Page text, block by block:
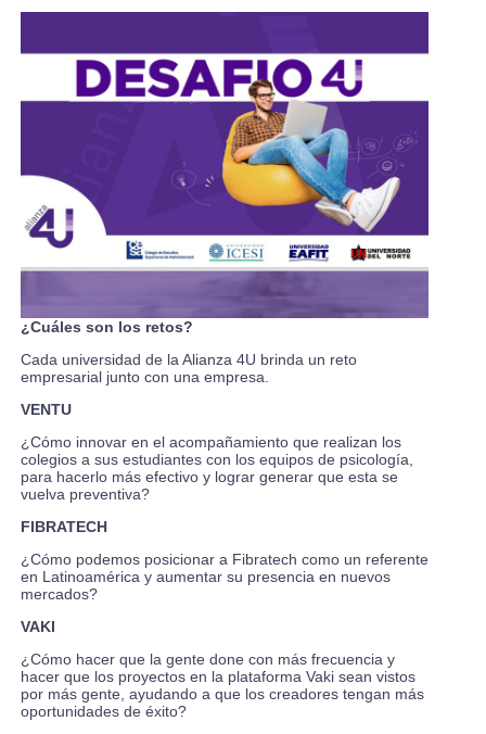
¿Cuáles son los retos?
Cada universidad de la Alianza 4U brinda un reto
empresarial junto con una empresa.
VENTU
¿Cómo innovar en el acompañamiento que realizan los
colegios a sus estudiantes con los equipos de psicología,
para hacerlo más efectivo y lograr generar que esta se
vuelva preventiva?
FIBRATECH
¿Cómo podemos posicionar a Fibratech como un referente
en Latinoamérica y aumentar su presencia en nuevos
mercados?
VAKI
¿Cómo hacer que la gente done con más frecuencia y
hacer que los proyectos en la plataforma Vaki sean vistos
por más gente, ayudando a que los creadores tengan más
oportunidades de éxito?